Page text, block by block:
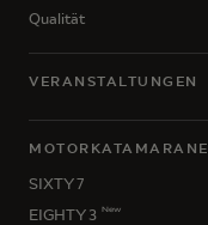
Qualität
VERANSTALTUNGEN
MOTORKATAMARANE
SIXTY 7
EIGHTY 3 New